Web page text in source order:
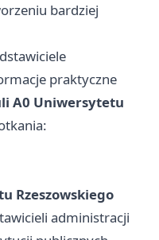
bardziej
praktyczne
A0 Uniwersytetu
Rzeszowskiego
administracji